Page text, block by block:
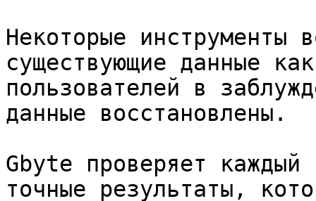
Некоторые инструменты
существующие данные
пользователей в
данные восстановлены.
Gbyte проверяет
точные результаты,